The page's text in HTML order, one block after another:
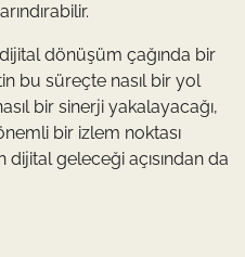
dijital dönüşüm çağında bir
bu süreçte nasıl bir yol
bir sinerji yakalayacağı,
bir izlem noktası
dijital geleceği açısından da